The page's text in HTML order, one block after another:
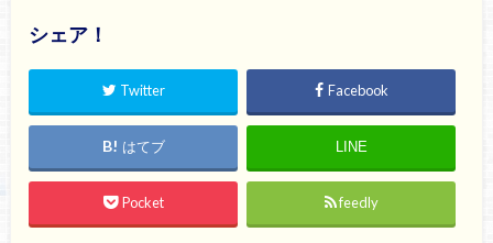
シェア！
Twitter Facebook
はてブ LINE
Pocket feedly